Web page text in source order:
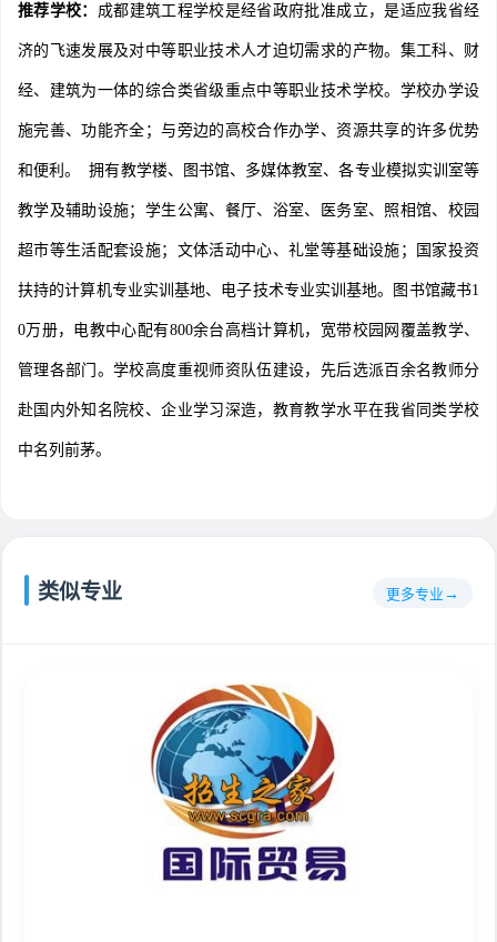
推荐学校： 成都建筑工程学校是经省政府批准成立，是适应我省经
济的飞速发展及对中等职业技术人才迫切需求的产物。集工科、财
经、建筑为一体的综合类省级重点中等职业技术学校。学校办学设
施完善、功能齐全；与旁边的高校合作办学、资源共享的许多优势
和便利。 拥有教学楼、图书馆、多媒体教室、各专业模拟实训室等
教学及辅助设施；学生公寓、餐厅、浴室、医务室、照相馆、校园
超市等生活配套设施；文体活动中心、礼堂等基础设施；国家投资
扶持的计算机专业实训基地、电子技术专业实训基地。图书馆藏书1
0万册，电教中心配有800余台高档计算机，宽带校园网覆盖教学、
管理各部门。学校高度重视师资队伍建设，先后选派百余名教师分
赴国内外知名院校、企业学习深造，教育教学水平在我省同类学校
中名列前茅。
类似专业 更多专业